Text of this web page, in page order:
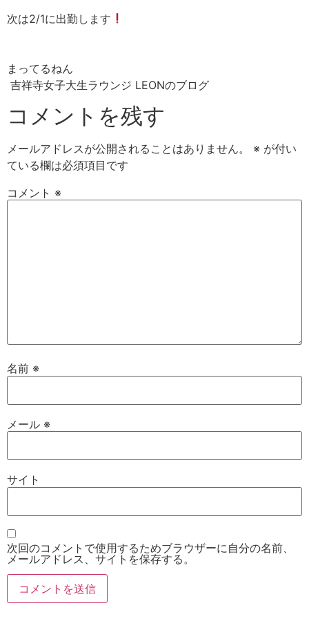
次は2/1に出勤します
まってるねん
吉祥寺女子大生ラウンジ LEONのブログ
コメントを残す
メールアドレスが公開されることはありません。 ※ が付い
ている欄は必須項目です
コメント ※
名前 ※
メール ※
サイト
次回のコメントで使用するためブラウザーに自分の名前、
メールアドレス、サイトを保存する。